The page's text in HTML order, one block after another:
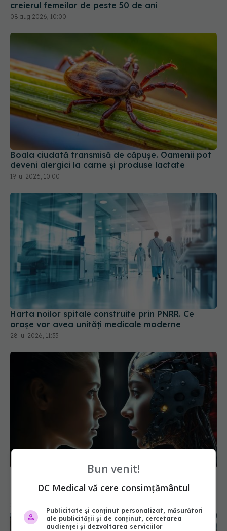
creierul femeilor de peste 50 de ani
08 aug 2026, 10:00
Boala ciudată transmisă de căpușe. Oamenii pot
deveni alergici la carne și produse lactate
19 iul 2026, 10:00
Harta noilor spitale construite prin PNRR. Ce
orașe vor avea unități medicale moderne
28 iul 2026, 11:33
Inteligența artificală poate schimba felul în care
oamenii învață empatia sau gestionarea
conflictelor
30 iun 2026, 15:40
Bun venit!
DC Medical vă cere consimțământul
Publicitate și conținut personalizat, măsurători
ale publicității și de conținut, cercetarea
audienței și dezvoltarea serviciilor